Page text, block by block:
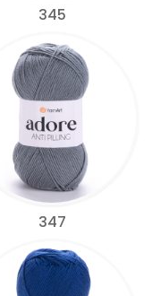
345
347